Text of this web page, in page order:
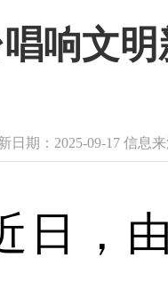
响文
日期：2025-09-17 信息
，由